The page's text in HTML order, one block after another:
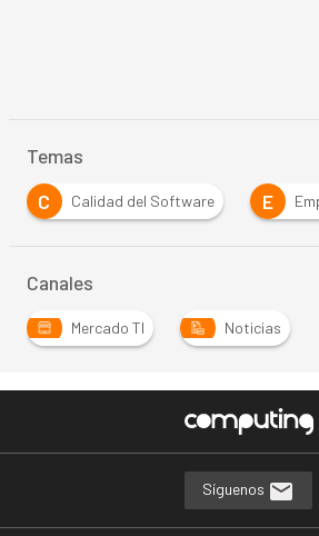
Temas
C
Calidad del Software E
Canales
Mercado TI Noticias
Síguenos